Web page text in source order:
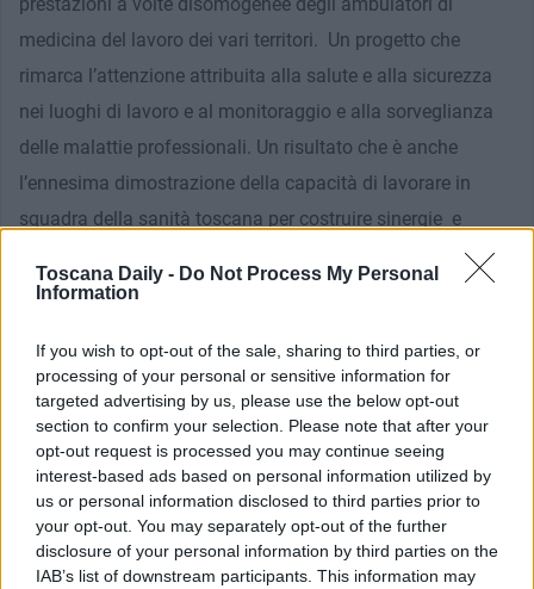
Toscana Daily - Do Not Process My Personal
Information
If you wish to opt-out of the sale, sharing to third parties, or
processing of your personal or sensitive information for
targeted advertising by us, please use the below opt-out
section to confirm your selection. Please note that after your
opt-out request is processed you may continue seeing
interest-based ads based on personal information utilized by
us or personal information disclosed to third parties prior to
your opt-out. You may separately opt-out of the further
disclosure of your personal information by third parties on the
IAB’s list of downstream participants. This information may
medicina del lavoro dei vari territori. Un progetto che
rimarca l’attenzione attribuita alla salute e alla sicurezza
nei luoghi di lavoro e al monitoraggio e alla sorveglianza
delle malattie professionali. Un risultato che è anche
l’ennesima dimostrazione della capacità di lavorare in
squadra della sanità toscana per costruire sinergie e
collaborazioni: un metodo di lavoro che produce risultati
positivi.
Della nuova cartella sanitaria informatizzata si è parlato
nel corso di un convegno tecnico che si è svolto nel
pomeriggio di ieri, 16 aprile, nell’auditorium dell’ospedale di
Santa Maria Nuova a Firenze.
La nuova cartella consentirà di migliorare il flusso di